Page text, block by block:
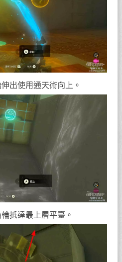
出使用通天術向上。
抵達最上層平臺。